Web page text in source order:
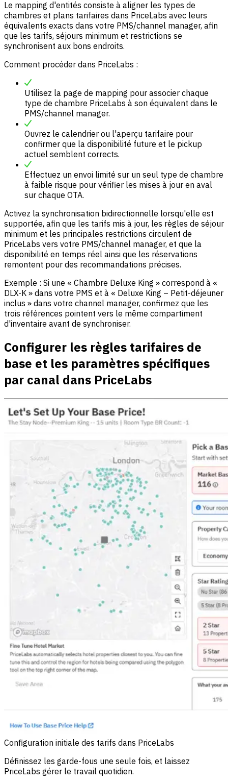
Le mapping d'entités consiste à aligner les types de
chambres et plans tarifaires dans PriceLabs avec leurs
équivalents exacts dans votre PMS/channel manager, afin
que les tarifs, séjours minimum et restrictions se
synchronisent aux bons endroits.
Comment procéder dans PriceLabs :
Utilisez la page de mapping pour associer chaque
type de chambre PriceLabs à son équivalent dans le
PMS/channel manager.
Ouvrez le calendrier ou l'aperçu tarifaire pour
confirmer que la disponibilité future et le pickup
actuel semblent corrects.
Effectuez un envoi limité sur un seul type de chambre
à faible risque pour vérifier les mises à jour en aval
sur chaque OTA.
Activez la synchronisation bidirectionnelle lorsqu'elle est
supportée, afin que les tarifs mis à jour, les règles de séjour
minimum et les principales restrictions circulent de
PriceLabs vers votre PMS/channel manager, et que la
disponibilité en temps réel ainsi que les réservations
remontent pour des recommandations précises.
Exemple : Si une « Chambre Deluxe King » correspond à «
DLX-K » dans votre PMS et à « Deluxe King – Petit-déjeuner
inclus » dans votre channel manager, confirmez que les
trois références pointent vers le même compartiment
d'inventaire avant de synchroniser.
Configurer les règles tarifaires de
base et les paramètres spécifiques
par canal dans PriceLabs
Configuration initiale des tarifs dans PriceLabs
Définissez les garde-fous une seule fois, et laissez
PriceLabs gérer le travail quotidien.